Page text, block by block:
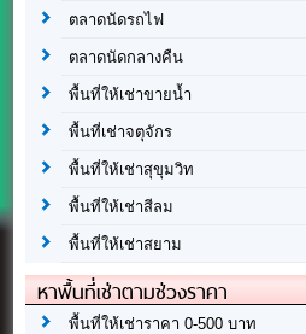
ตลาดนัดรถไฟ
ตลาดนัดกลางคืน
พื้นที่ให้เช่าขายน้ำ
พื้นที่เช่าจตุจักร
พื้นที่ให้เช่าสุขุมวิท
พื้นที่ให้เช่าสีลม
พื้นที่ให้เช่าสยาม
หาพื้นที่เช่าตามช่วงราคา
พื้นที่ให้เช่าราคา 0-500 บาท